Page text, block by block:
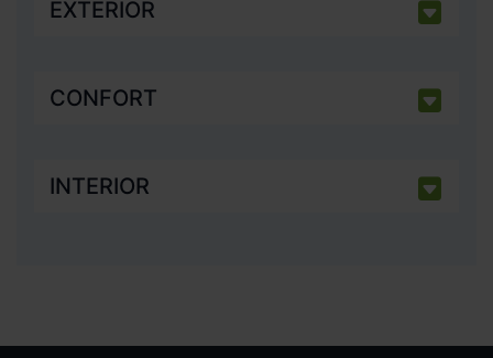
EXTERIOR
CONFORT
INTERIOR